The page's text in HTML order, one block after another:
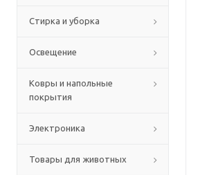
Стирка и уборка
Освещение
Ковры и напольные
покрытия
Электроника
Товары для животных